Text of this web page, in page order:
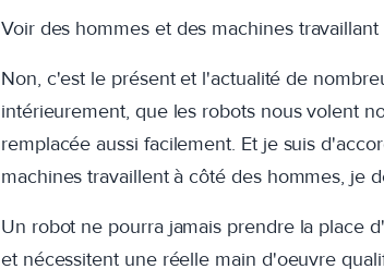
Voir des hommes et des machines
Non, c'est le présent et l'actualité de
intérieurement, que les robots nous volent
remplacée aussi facilement. Et je suis
machines travaillent à côté des hommes, je
Un robot ne pourra jamais prendre la place
et nécessitent une réelle main d'oeuvre